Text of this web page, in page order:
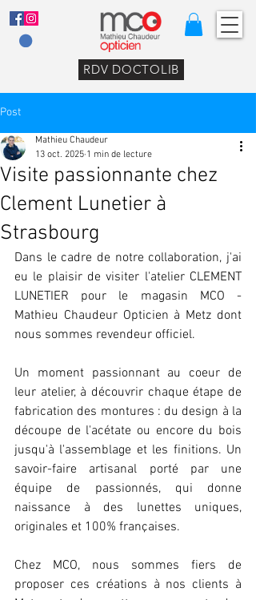
RDV DOCTOLIB
Post
Visite passionnante chez
Clement Lunetier à
Strasbourg
Mathieu Chaudeur
13 oct. 2025 1 min de lecture
Dans le cadre de notre collaboration, j'ai
eu le plaisir de visiter l'atelier CLEMENT
LUNETIER pour le magasin MCO -
Mathieu Chaudeur Opticien à Metz dont
nous sommes revendeur officiel.
Un moment passionnant au coeur de
leur atelier, à découvrir chaque étape de
fabrication des montures : du design à la
découpe de l'acétate ou encore du bois
jusqu'à l'assemblage et les finitions. Un
savoir-faire artisanal porté par une
équipe de passionnés, qui donne
naissance à des lunettes uniques,
originales et 100% françaises.
Chez MCO, nous sommes fiers de
proposer ces créations à nos clients à